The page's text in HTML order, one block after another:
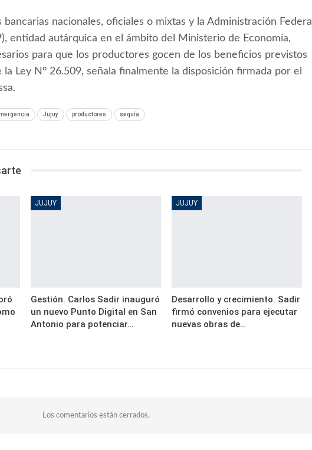
nacionales, oficiales o mixtas y la Administración Federal
entidad autárquica en el ámbito del Ministerio de Economía,
para que los productores gocen de los beneficios previstos
Ley N° 26.509, señala finalmente la disposición firmada por el
Jujuy productores sequía
JUJUY
Gestión. Carlos Sadir inauguró
un nuevo Punto Digital en San
Antonio para potenciar…
JUJUY
Desarrollo y crecimiento. Sadir
firmó convenios para ejecutar
nuevas obras de…
Los comentarios están cerrados.